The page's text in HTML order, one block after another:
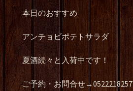
本日のおすすめ
アンチョビポテトサラダ
夏酒続々と入荷中です！
ご予約・お問合せ→0522218257